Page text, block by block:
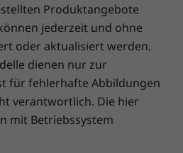
für Ihr Notebook
Sie beim Kauf eines Notebook eine
unabhängig von Ihrer
hier kommt der eigentliche
PCs bieten wir
Battery Warranty.Wenn Sie
Geräts oder, sofern Ihr Akku in
der ursprünglichen
Produktangebote
jederzeit und ohne
oder aktualisiert werden.
dienen nur zur
für fehlerhafte Abbildungen
verantwortlich. Die hier
mit Betriebssystem